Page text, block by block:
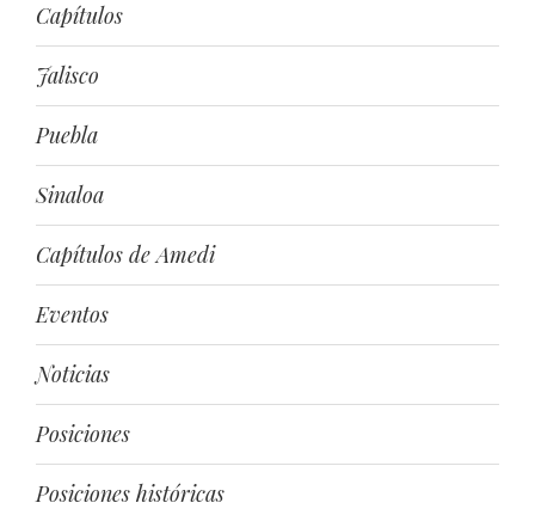
Capítulos
Jalisco
Puebla
Sinaloa
Capítulos de Amedi
Eventos
Noticias
Posiciones
Posiciones históricas